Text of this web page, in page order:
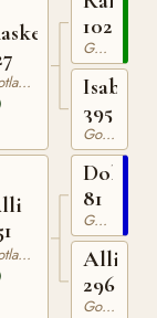
Gotlandsruss
Gotlandsruss
102
Gotlandsruss
Isabella
395
Gotlandsruss
81
Gotlandsruss
Allika
296
Gotlandsruss